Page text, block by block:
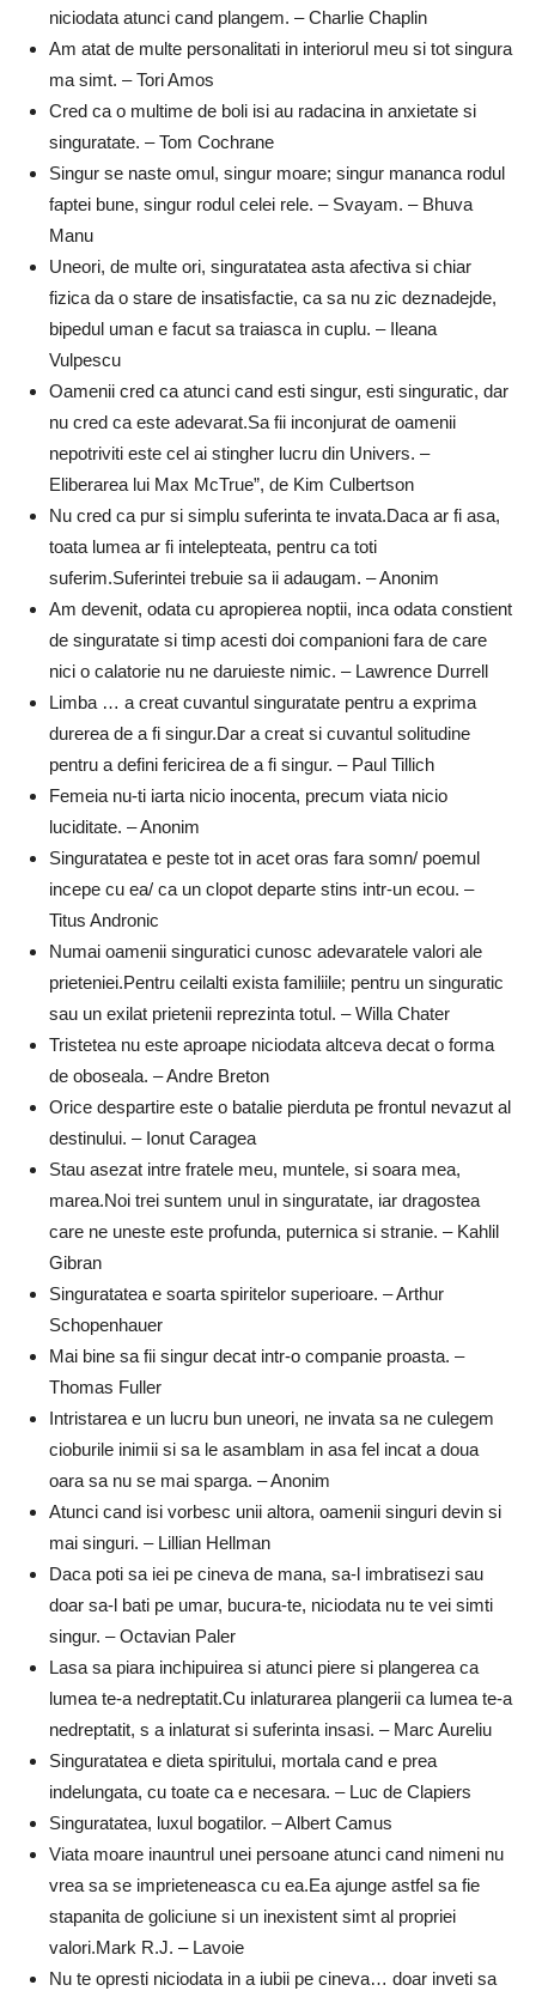
niciodata atunci cand plangem. – Charlie Chaplin
Am atat de multe personalitati in interiorul meu si tot singura
ma simt. – Tori Amos
Cred ca o multime de boli isi au radacina in anxietate si
singuratate. – Tom Cochrane
Singur se naste omul, singur moare; singur mananca rodul
faptei bune, singur rodul celei rele. – Svayam. – Bhuva
Manu
Uneori, de multe ori, singuratatea asta afectiva si chiar
fizica da o stare de insatisfactie, ca sa nu zic deznadejde,
bipedul uman e facut sa traiasca in cuplu. – Ileana
Vulpescu
Oamenii cred ca atunci cand esti singur, esti singuratic, dar
nu cred ca este adevarat.Sa fii inconjurat de oamenii
nepotriviti este cel ai stingher lucru din Univers. –
Eliberarea lui Max McTrue”, de Kim Culbertson
Nu cred ca pur si simplu suferinta te invata.Daca ar fi asa,
toata lumea ar fi intelepteata, pentru ca toti
suferim.Suferintei trebuie sa ii adaugam. – Anonim
Am devenit, odata cu apropierea noptii, inca odata constient
de singuratate si timp acesti doi companioni fara de care
nici o calatorie nu ne daruieste nimic. – Lawrence Durrell
Limba … a creat cuvantul singuratate pentru a exprima
durerea de a fi singur.Dar a creat si cuvantul solitudine
pentru a defini fericirea de a fi singur. – Paul Tillich
Femeia nu-ti iarta nicio inocenta, precum viata nicio
luciditate. – Anonim
Singuratatea e peste tot in acet oras fara somn/ poemul
incepe cu ea/ ca un clopot departe stins intr-un ecou. –
Titus Andronic
Numai oamenii singuratici cunosc adevaratele valori ale
prieteniei.Pentru ceilalti exista familiile; pentru un singuratic
sau un exilat prietenii reprezinta totul. – Willa Chater
Tristetea nu este aproape niciodata altceva decat o forma
de oboseala. – Andre Breton
Orice despartire este o batalie pierduta pe frontul nevazut al
destinului. – Ionut Caragea
Stau asezat intre fratele meu, muntele, si soara mea,
marea.Noi trei suntem unul in singuratate, iar dragostea
care ne uneste este profunda, puternica si stranie. – Kahlil
Gibran
Singuratatea e soarta spiritelor superioare. – Arthur
Schopenhauer
Mai bine sa fii singur decat intr-o companie proasta. –
Thomas Fuller
Intristarea e un lucru bun uneori, ne invata sa ne culegem
cioburile inimii si sa le asamblam in asa fel incat a doua
oara sa nu se mai sparga. – Anonim
Atunci cand isi vorbesc unii altora, oamenii singuri devin si
mai singuri. – Lillian Hellman
Daca poti sa iei pe cineva de mana, sa-l imbratisezi sau
doar sa-l bati pe umar, bucura-te, niciodata nu te vei simti
singur. – Octavian Paler
Lasa sa piara inchipuirea si atunci piere si plangerea ca
lumea te-a nedreptatit.Cu inlaturarea plangerii ca lumea te-a
nedreptatit, s a inlaturat si suferinta insasi. – Marc Aureliu
Singuratatea e dieta spiritului, mortala cand e prea
indelungata, cu toate ca e necesara. – Luc de Clapiers
Singuratatea, luxul bogatilor. – Albert Camus
Viata moare inauntrul unei persoane atunci cand nimeni nu
vrea sa se imprieteneasca cu ea.Ea ajunge astfel sa fie
stapanita de goliciune si un inexistent simt al propriei
valori.Mark R.J. – Lavoie
Nu te opresti niciodata in a iubii pe cineva… doar inveti sa